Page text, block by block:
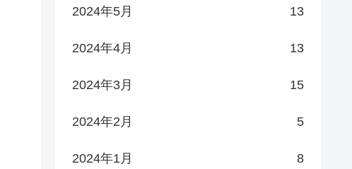
2024年5月 13
2024年4月 13
2024年3月 15
2024年2月 5
2024年1月 8